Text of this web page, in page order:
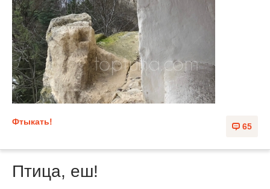
65
Фтыкать!
Птица, еш!